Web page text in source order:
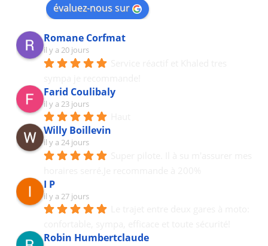
évaluez-nous sur
Romane Corfmat
il y a 20 jours
Farid Coulibaly
il y a 23 jours
Willy Boillevin
il y a 24 jours
I P
il y a 27 jours
Robin Humbertclaude